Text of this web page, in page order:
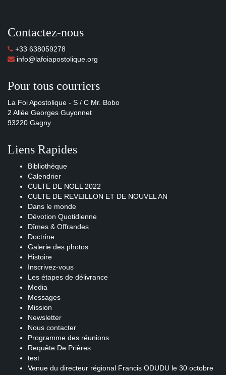
Contactez-nous
+33 638059278
info@lafoiapostolique.org
Pour tous courriers
La Foi Apostolique - S / C Mr. Bobo
2 Allée Georges Guyonnet
93220 Gagny
Liens Rapides
Bibliothèque
Calendrier
CULTE DE NOEL 2022
CULTE DE REVEILLON ET DE NOUVEL AN
Dans le monde
Dévotion Quotidienne
Dîmes & Offrandes
Doctrine
Galerie des photos
Histoire
Inscrivez-vous
Les étapes de délivrance
Media
Messages
Mission
Newsletter
Nous contacter
Programme des réunions
Requête De Prières
test
Venue du directeur régional Francis ODUDU le 30 octobre